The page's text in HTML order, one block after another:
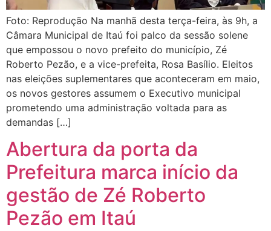
Foto: Reprodução Na manhã desta terça-feira, às 9h, a
Câmara Municipal de Itaú foi palco da sessão solene
que empossou o novo prefeito do município, Zé
Roberto Pezão, e a vice-prefeita, Rosa Basílio. Eleitos
nas eleições suplementares que aconteceram em maio,
os novos gestores assumem o Executivo municipal
prometendo uma administração voltada para as
demandas […]
Abertura da porta da
Prefeitura marca início da
gestão de Zé Roberto
Pezão em Itaú